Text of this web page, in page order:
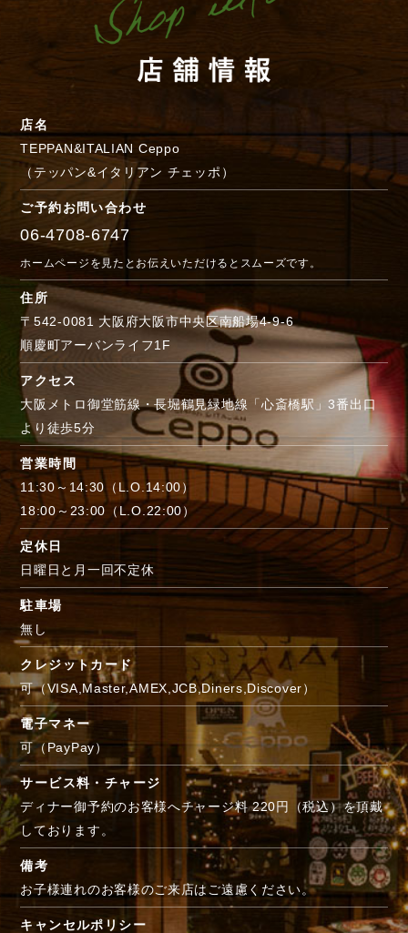
店名
TEPPAN&ITALIAN Ceppo
（テッパン&イタリアン チェッポ）
ご予約お問い合わせ
06-4708-6747
ホームページを見たとお伝えいただけるとスムーズです。
住所
〒542-0081 大阪府大阪市中央区南船場4-9-6
順慶町アーバンライフ1F
アクセス
大阪メトロ御堂筋線・長堀鶴見緑地線「心斎橋駅」3番出口
より徒歩5分
営業時間
11:30～14:30（L.O.14:00）
18:00～23:00（L.O.22:00）
定休日
日曜日と月一回不定休
駐車場
無し
クレジットカード
可（VISA,Master,AMEX,JCB,Diners,Discover）
電子マネー
可（PayPay）
サービス料・チャージ
ディナー御予約のお客様へチャージ料 220円（税込）を頂戴
しております。
備考
お子様連れのお客様のご来店はご遠慮ください。
キャンセルポリシー